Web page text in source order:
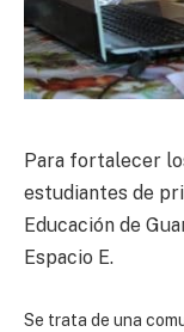
Para fortalecer
estudiantes de
Educación de
Espacio E.
Se trata de una